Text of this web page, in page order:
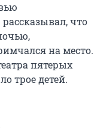
что
на место.
пятерых
трое детей.